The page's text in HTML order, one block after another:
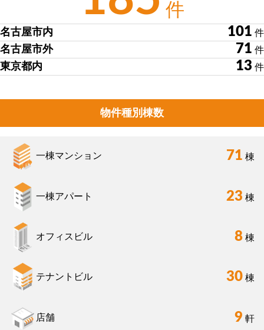
件
名古屋市内 101 件
名古屋市外 71 件
東京都内 13 件
物件種別棟数
一棟マンション 71 棟
一棟アパート 23 棟
オフィスビル 8 棟
テナントビル 30 棟
店舗 9 軒